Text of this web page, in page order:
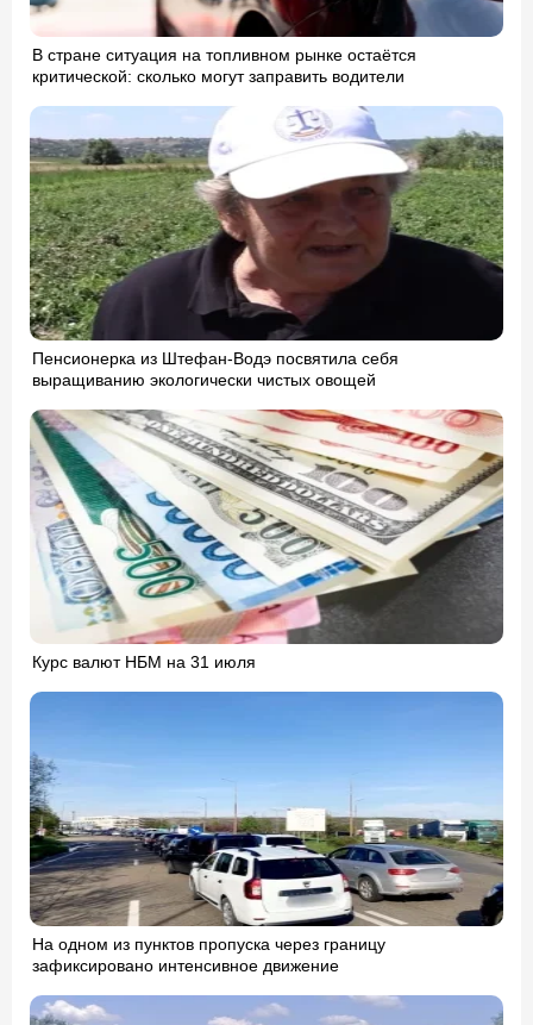
В стране ситуация на топливном рынке остаётся
критической: сколько могут заправить водители
Пенсионерка из Штефан-Водэ посвятила себя
выращиванию экологически чистых овощей
Курс валют НБМ на 31 июля
На одном из пунктов пропуска через границу
зафиксировано интенсивное движение